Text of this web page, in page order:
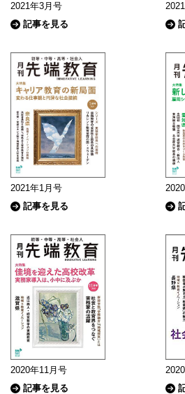
2021年3月号
記事を見る
2021年1月号
記事を見る
2020年11月号
記事を見る